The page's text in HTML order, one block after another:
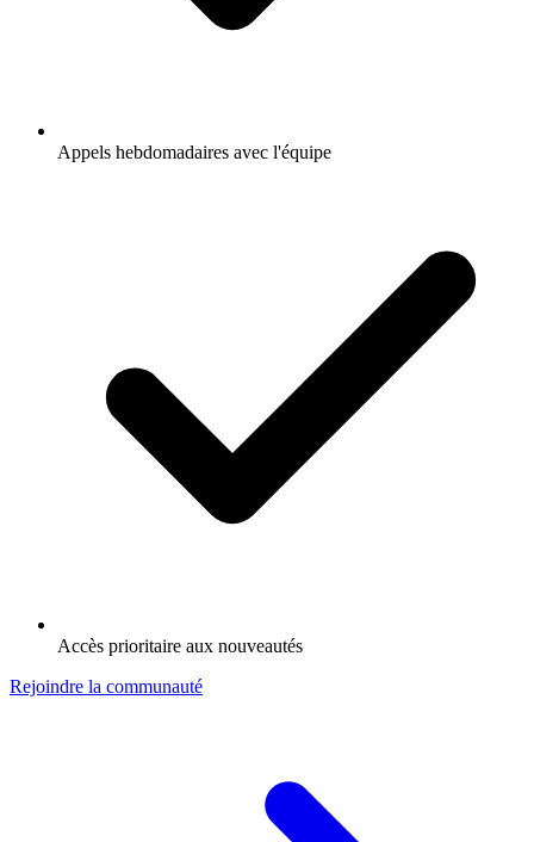
Appels hebdomadaires avec l'équipe
Accès prioritaire aux nouveautés
Rejoindre la communauté